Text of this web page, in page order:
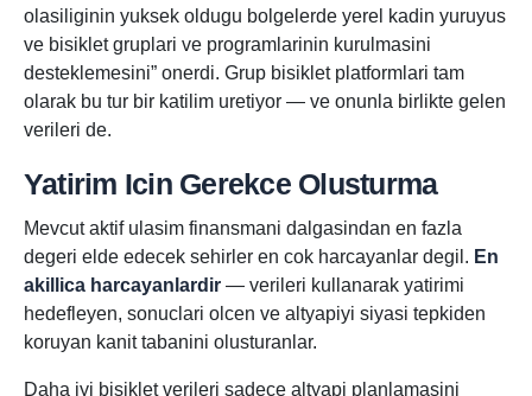
olasiliginin yuksek oldugu bolgelerde yerel kadin yuruyus
ve bisiklet gruplari ve programlarinin kurulmasini
desteklemesini” onerdi. Grup bisiklet platformlari tam
olarak bu tur bir katilim uretiyor — ve onunla birlikte gelen
verileri de.
Yatirim Icin Gerekce Olusturma
Mevcut aktif ulasim finansmani dalgasindan en fazla
degeri elde edecek sehirler en cok harcayanlar degil. En
akillica harcayanlardir — verileri kullanarak yatirimi
hedefleyen, sonuclari olcen ve altyapiyi siyasi tepkiden
koruyan kanit tabanini olusturanlar.
Daha iyi bisiklet verileri sadece altyapi planlamasini